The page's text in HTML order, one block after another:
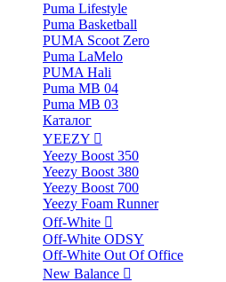
Puma Lifestyle
Puma Basketball
PUMA Scoot Zero
Puma LaMelo
PUMA Hali
Puma MB 04
Puma MB 03
Каталог
YEEZY
Yeezy Boost 350
Yeezy Boost 380
Yeezy Boost 700
Yeezy Foam Runner
Off-White
Off-White ODSY
Off-White Out Of Office
New Balance